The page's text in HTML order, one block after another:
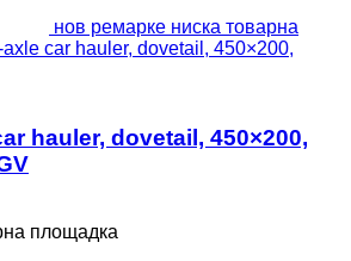
нов ремарке ниска товарна
car hauler, dovetail, 450×200,
hauler, dovetail, 450×200,
площадка